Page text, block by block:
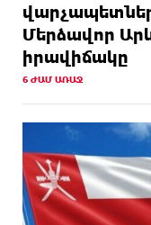
Մերձավոր
իրավիճակը
6 ԺԱՄ ԱՌԱՋ